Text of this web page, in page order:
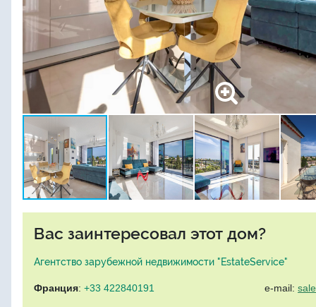
Вас заинтересовал этот дом?
Агентство зарубежной недвижимости "EstateService"
Франция: +33 422840191 e-mail: